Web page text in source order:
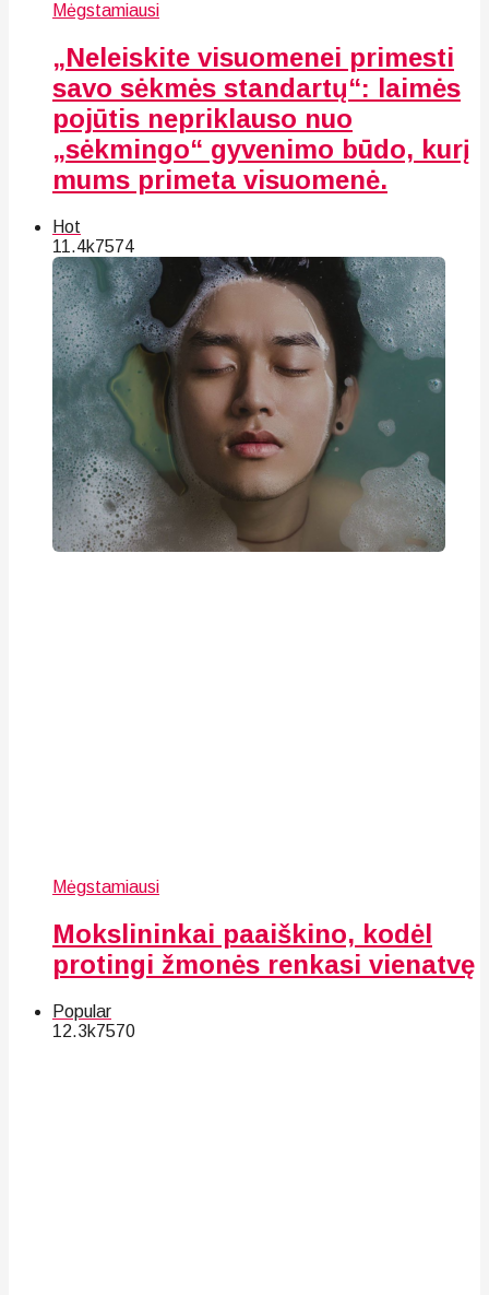
Mėgstamiausi
„Neleiskite visuomenei primesti
savo sėkmės standartų“: laimės
pojūtis nepriklauso nuo
„sėkmingo“ gyvenimo būdo, kurį
mums primeta visuomenė.
Hot
11.4k7574
Mėgstamiausi
Mokslininkai paaiškino, kodėl
protingi žmonės renkasi vienatvę
Popular
12.3k7570